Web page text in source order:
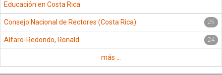
Educación en Costa Rica
Consejo Nacional de Rectores (Costa Rica) 25
Alfaro-Redondo, Ronald 24
más ...